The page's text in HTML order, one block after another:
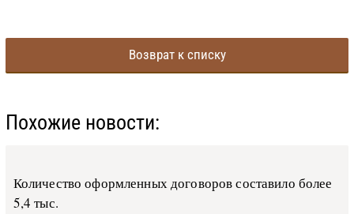
Возврат к списку
Похожие новости:
Количество оформленных договоров составило более
5,4 тыс.